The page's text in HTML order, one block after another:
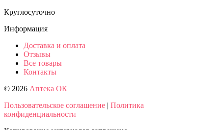
Круглосуточно
Информация
Доставка и оплата
Отзывы
Все товары
Контакты
© 2026 Аптека ОК
Пользовательское соглашение | Политика
конфиденциальности